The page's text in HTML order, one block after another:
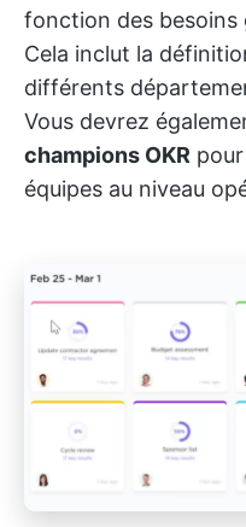
fonction des besoins
Cela inclut la
différents
Vous devrez
champions OKR
équipes au niveau